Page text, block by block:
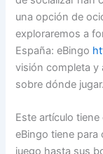
una opción de
exploraremos a
España: eBingo
visión completa y
sobre dónde jugar.
Este artículo
eBingo tiene
juego hasta sus